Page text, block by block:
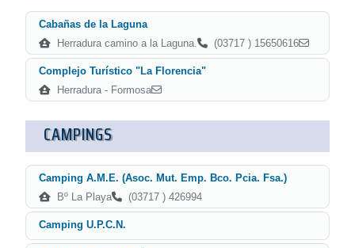
Cabañas de la Laguna
Herradura camino a la Laguna.
(03717 ) 15650616
Complejo Turístico "La Florencia"
Herradura - Formosa
CAMPINGS
Camping A.M.E. (Asoc. Mut. Emp. Bco. Pcia. Fsa.)
Bº La Playa
(03717 ) 426994
Camping U.P.C.N.